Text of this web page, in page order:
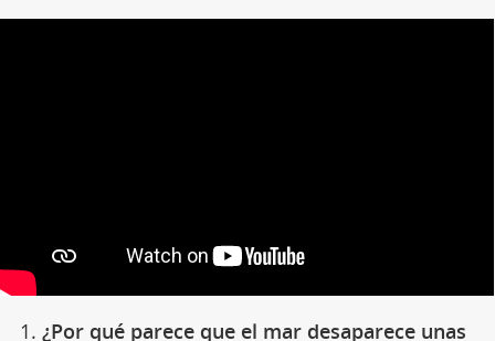
¿Por qué parece que el mar desaparece unas